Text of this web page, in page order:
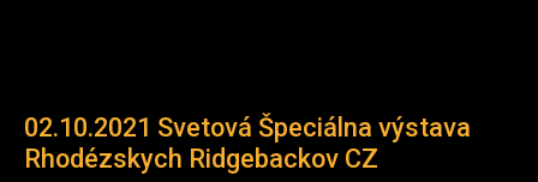
02.10.2021 Svetová Špeciálna výstava
Rhodézskych Ridgebackov CZ